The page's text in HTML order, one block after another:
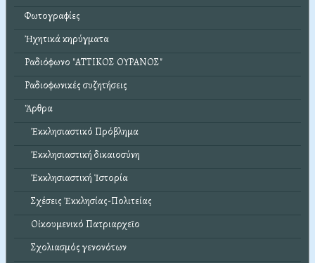
Φωτογραφίες
Ἠχητικά κηρύγματα
Ραδιόφωνο "ΑΤΤΙΚΟΣ ΟΥΡΑΝΟΣ"
Ραδιοφωνικές συζητήσεις
Ἄρθρα
Ἐκκλησιαστικό Πρόβλημα
Ἐκκλησιαστική δικαιοσύνη
Ἐκκλησιαστική Ἱστορία
Σχέσεις Ἐκκλησίας-Πολιτείας
Οἰκουμενικό Πατριαρχεῖο
Σχολιασμός γενονότων